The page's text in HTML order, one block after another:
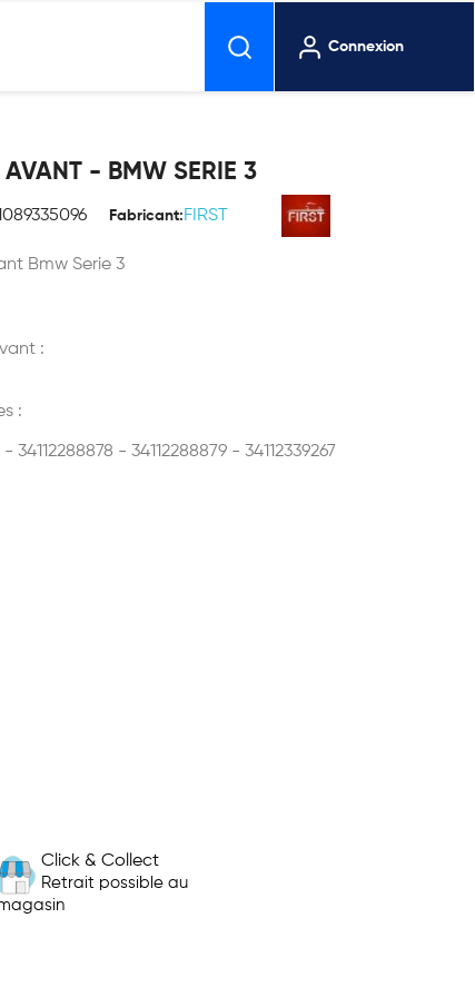
Connexion
AVANT - BMW SERIE 3
Fabricant: FIRST
Bmw Serie 3
:
:
34112288878 - 34112288879 - 34112339267
Click & Collect
Retrait possible au